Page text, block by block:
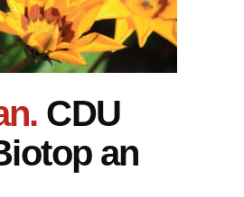
CDU
an